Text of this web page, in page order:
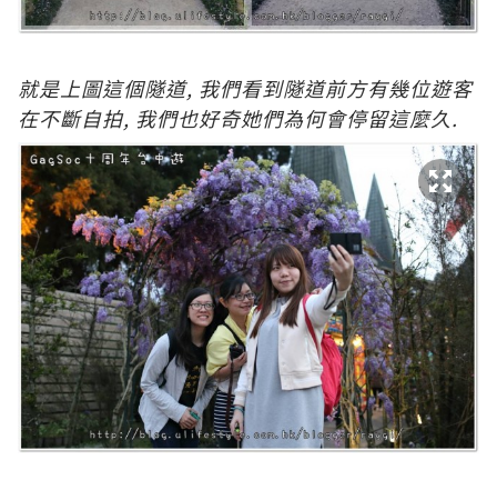
就是上圖這個隧道, 我們看到隧道前方有幾位遊客
在不斷自拍, 我們也好奇她們為何會停留這麼久.